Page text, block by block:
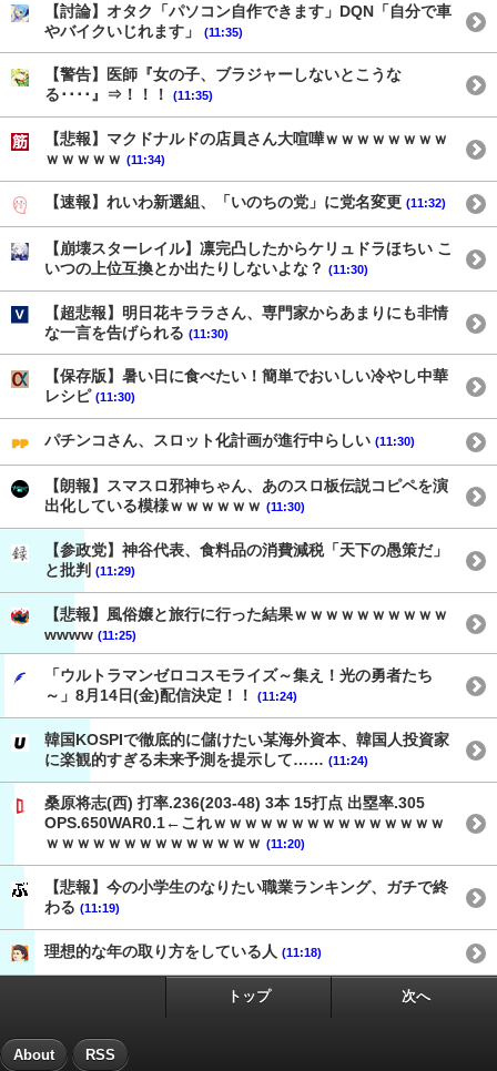
【討論】オタク「パソコン自作できます」DQN「自分で車
やバイクいじれます」
(11:35)
【警告】医師『女の子、ブラジャーしないとこうな
る････』⇒！！！
(11:35)
【悲報】マクドナルドの店員さん大喧嘩ｗｗｗｗｗｗｗｗ
ｗｗｗｗｗ (11:34)
【速報】れいわ新選組、「いのちの党」に党名変更 (11:32)
【崩壊スターレイル】凛完凸したからケリュドラほちい こ
いつの上位互換とか出たりしないよな？ (11:30)
【超悲報】明日花キララさん、専門家からあまりにも非情
な一言を告げられる (11:30)
【保存版】暑い日に食べたい！簡単でおいしい冷やし中華
レシピ (11:30)
パチンコさん、スロット化計画が進行中らしい (11:30)
【朗報】スマスロ邪神ちゃん、あのスロ板伝説コピペを演
出化している模様ｗｗｗｗｗｗ (11:30)
【参政党】神谷代表、食料品の消費減税「天下の愚策だ」
と批判 (11:29)
【悲報】風俗嬢と旅行に行った結果ｗｗｗｗｗｗｗｗｗｗ
wwww (11:25)
「ウルトラマンゼロコスモライズ～集え！光の勇者たち
～」8月14日(金)配信決定！！
(11:24)
韓国KOSPIで徹底的に儲けたい某海外資本、韓国人投資家
に楽観的すぎる未来予測を提示して…… (11:24)
桑原将志(西) 打率.236(203-48) 3本 15打点 出塁率.305
OPS.650WAR0.1←これｗｗｗｗｗｗｗｗｗｗｗｗｗｗｗ
ｗｗｗｗｗｗｗｗｗｗｗｗｗｗ (11:20)
【悲報】今の小学生のなりたい職業ランキング、ガチで終
わる (11:19)
理想的な年の取り方をしている人 (11:18)
トップ 次へ
About RSS